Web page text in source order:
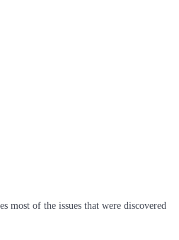
most of the issues that were discovered